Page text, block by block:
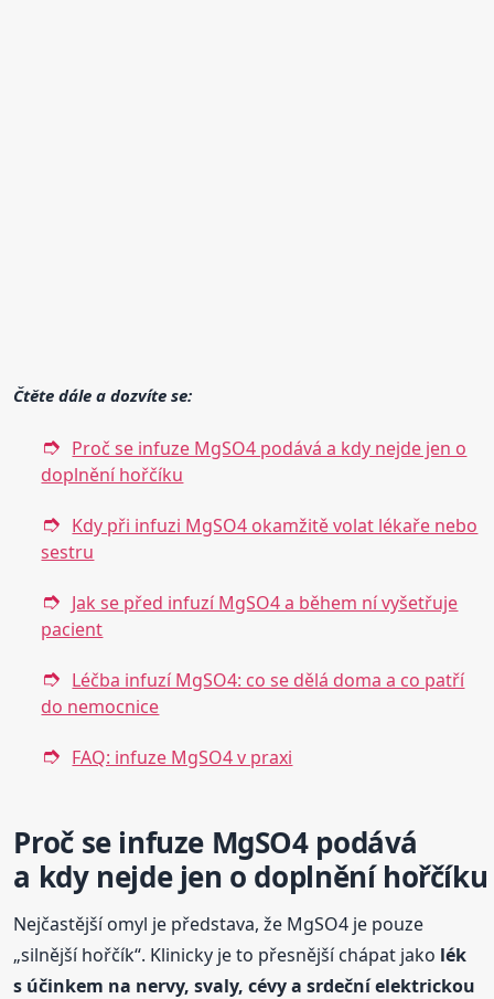
Čtěte dále a dozvíte se:
Proč se infuze MgSO4 podává a kdy nejde jen o
doplnění hořčíku
Kdy při infuzi MgSO4 okamžitě volat lékaře nebo
sestru
Jak se před infuzí MgSO4 a během ní vyšetřuje
pacient
Léčba infuzí MgSO4: co se dělá doma a co patří
do nemocnice
FAQ: infuze MgSO4 v praxi
Proč se infuze MgSO4 podává
a kdy nejde jen o doplnění hořčíku
Nejčastější omyl je představa, že MgSO4 je pouze
„silnější hořčík“. Klinicky je to přesnější chápat jako lék
s účinkem na nervy, svaly, cévy a srdeční elektrickou